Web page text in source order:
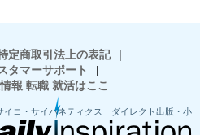
定商取引法上の表記
|
タマーサポート
|
報 転職 就活はここ
コ・サイバネティクス｜ダイレクト出版・小